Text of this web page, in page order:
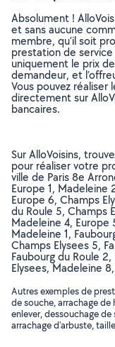
Absolument !
et sans aucune
membre, qu’il soit
prestation de
uniquement le prix
demandeur, et
Vous pouvez
directement sur
bancaires.
Sur AlloVoisins,
pour réaliser votre
ville de Paris 8e
Europe 1, Madeleine
Europe 6, Champs
du Roule 5, Champs
Madeleine 4, Europe
Madeleine 1,
Champs Elysees 5,
Faubourg du Roule
Elysees, Madeleine
Autres exemples de
de souche, arrachage de
enlever, dessouchage
arrachage d'arbuste,